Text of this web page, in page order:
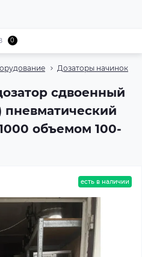
Дозаторы начинок
сдвоенный
пневматический
объемом 100-
0
есть в наличии